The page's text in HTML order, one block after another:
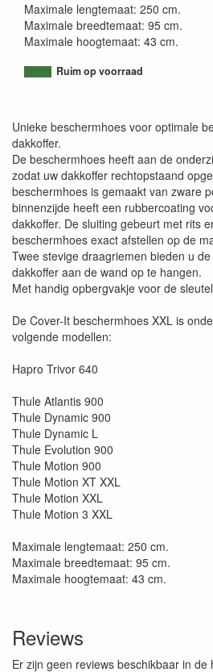
Maximale lengtemaat: 250 cm.
Maximale breedtemaat: 95 cm.
Maximale hoogtemaat: 43 cm.
Ruim op voorraad
Unieke beschermhoes voor optimale
dakkoffer.
De beschermhoes heeft aan de
zodat uw dakkoffer rechtopstaand
beschermhoes is gemaakt van zware
binnenzijde heeft een rubbercoating
dakkoffer. De sluiting gebeurt met rits
beschermhoes exact afstellen op de
Twee stevige draagriemen bieden u
dakkoffer aan de wand op te hangen.
Met handig opbergvakje voor de
De Cover-It beschermhoes XXL is
volgende modellen:
Hapro Trivor 640
Thule Atlantis 900
Thule Dynamic 900
Thule Dynamic L
Thule Evolution 900
Thule Motion 900
Thule Motion XT XXL
Thule Motion XXL
Thule Motion 3 XXL
Maximale lengtemaat: 250 cm.
Maximale breedtemaat: 95 cm.
Maximale hoogtemaat: 43 cm.
Reviews
Er zijn geen reviews beschikbaar in de